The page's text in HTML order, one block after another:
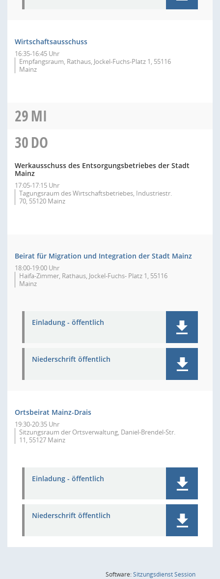
Wirtschaftsausschuss
16:35-16:45 Uhr
Empfangsraum, Rathaus, Jockel-Fuchs-Platz 1, 55116
Mainz
29MI
30DO
Werkausschuss des Entsorgungsbetriebes der Stadt
Mainz
17:05-17:15 Uhr
Tagungsraum des Wirtschaftsbetriebes, Industriestr.
70, 55120 Mainz
Beirat für Migration und Integration der Stadt Mainz
18:00-19:00 Uhr
Haifa-Zimmer, Rathaus, Jockel-Fuchs- Platz 1, 55116
Mainz
Einladung - öffentlich
Niederschrift öffentlich
Ortsbeirat Mainz-Drais
19:30-20:35 Uhr
Sitzungsraum der Ortsverwaltung, Daniel-Brendel-Str.
11, 55127 Mainz
Einladung - öffentlich
Niederschrift öffentlich
Software:SitzungsdienstSession(Wird in